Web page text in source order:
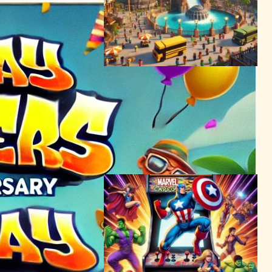
ゲーム内で復活！Universal
Studiosの伝説のアトラクシ
ョン、Minecraftで体験可能
に
テクノロジーとエンタメニュース
メタバースニュース
2024年2月14日8:02